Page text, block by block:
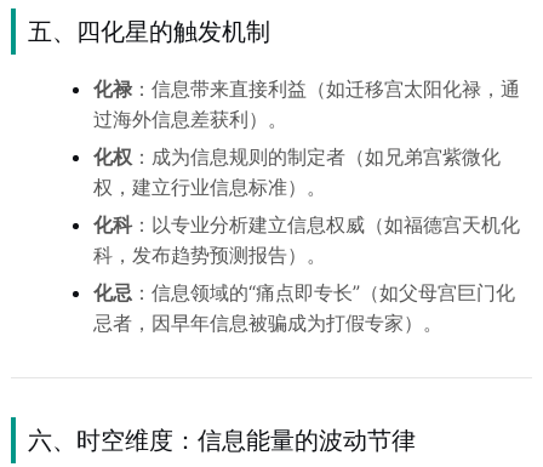
五、四化星的触发机制
化禄：信息带来直接利益（如迁移宫太阳化禄，通
过海外信息差获利）。
化权：成为信息规则的制定者（如兄弟宫紫微化
权，建立行业信息标准）。
化科：以专业分析建立信息权威（如福德宫天机化
科，发布趋势预测报告）。
化忌：信息领域的“痛点即专长”（如父母宫巨门化
忌者，因早年信息被骗成为打假专家）。
六、时空维度：信息能量的波动节律